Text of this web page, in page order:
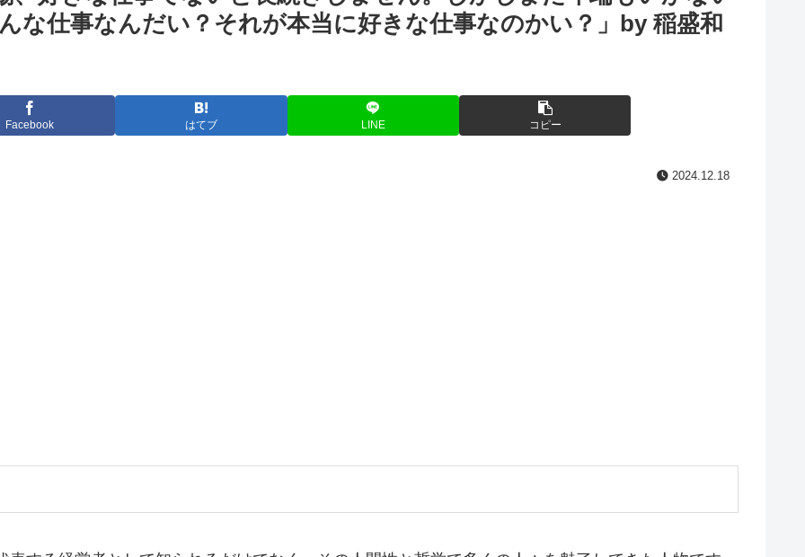
な仕事なんだい？それが本当に好きな仕事なのかい？」by 稲盛和
Facebook はてブ LINE コピー
2024.12.18